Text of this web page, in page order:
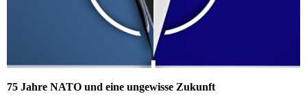
75 Jahre NATO und eine ungewisse Zukunft